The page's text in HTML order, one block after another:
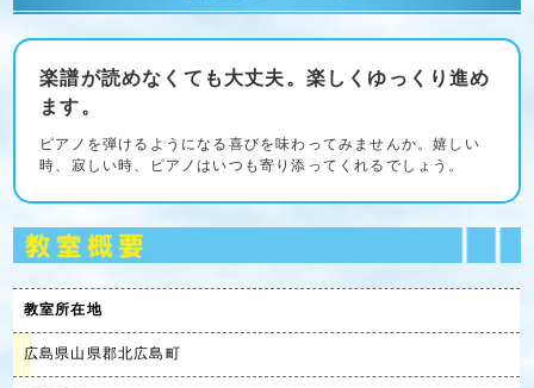
楽譜が読めなくても大丈夫。楽しくゆっくり進め
ます。
ピアノを弾けるようになる喜びを味わってみませんか。嬉しい
時、寂しい時、ピアノはいつも寄り添ってくれるでしょう。
教室所在地
広島県山県郡北広島町